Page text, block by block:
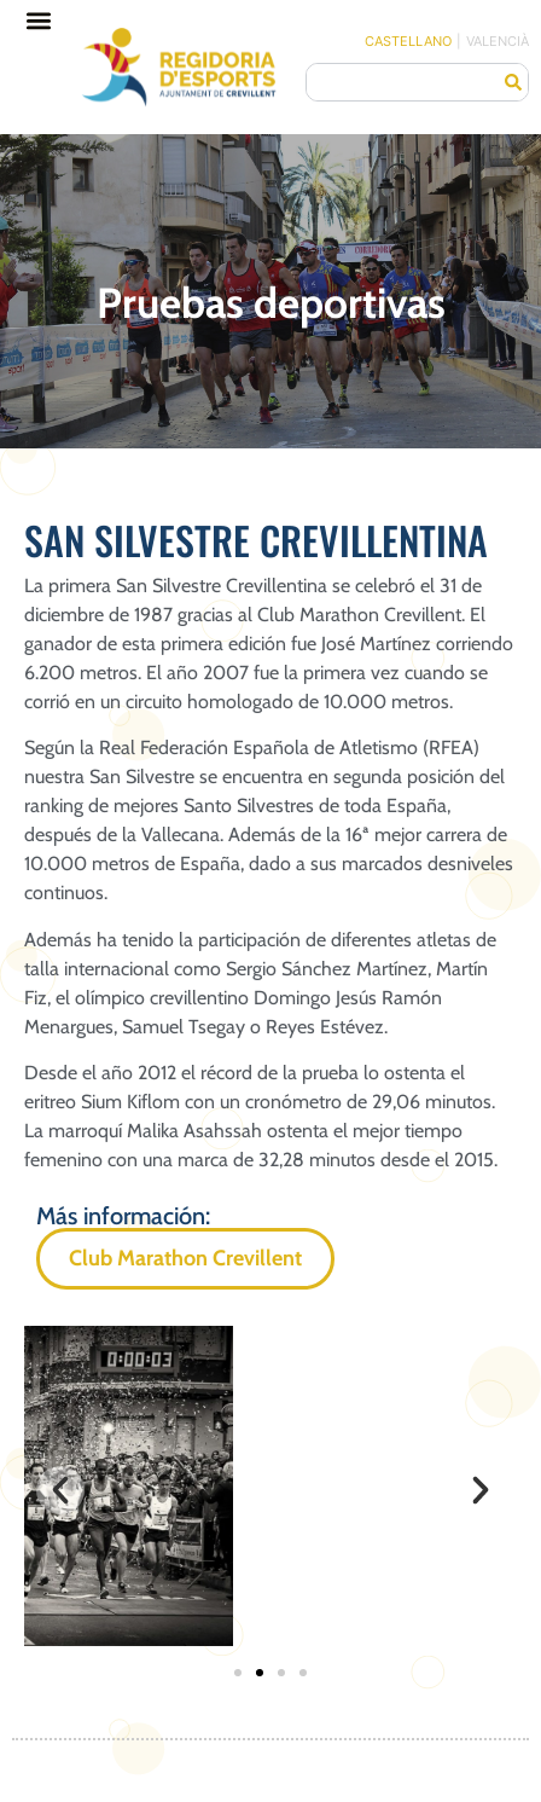
CASTELLANO VALENCIÀ
Pruebas deportivas
SAN SILVESTRE CREVILLENTINA
La primera San Silvestre Crevillentina se celebró el 31 de
diciembre de 1987 gracias al Club Marathon Crevillent. El
ganador de esta primera edición fue José Martínez corriendo
6.200 metros. El año 2007 fue la primera vez cuando se
corrió en un circuito homologado de 10.000 metros.
Según la Real Federación Española de Atletismo (RFEA)
nuestra San Silvestre se encuentra en segunda posición del
ranking de mejores Santo Silvestres de toda España,
después de la Vallecana. Además de la 16ª mejor carrera de
10.000 metros de España, dado a sus marcados desniveles
continuos.
Además ha tenido la participación de diferentes atletas de
talla internacional como Sergio Sánchez Martínez, Martín
Fiz, el olímpico crevillentino Domingo Jesús Ramón
Menargues, Samuel Tsegay o Reyes Estévez.
Desde el año 2012 el récord de la prueba lo ostenta el
eritreo Sium Kiflom con un cronómetro de 29,06 minutos.
La marroquí Malika Asahssah ostenta el mejor tiempo
femenino con una marca de 32,28 minutos desde el 2015.
Más información:
Club Marathon Crevillent